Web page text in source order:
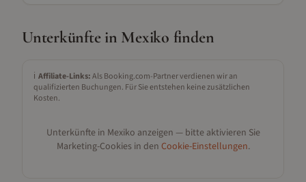
Unterkünfte in Mexiko finden
ℹ️ Affiliate-Links:Als Booking.com-Partner verdienen wir an
qualifizierten Buchungen. Für Sie entstehen keine zusätzlichen
Kosten.
Unterkünfte in Mexiko anzeigen — bitte aktivieren Sie
Marketing-Cookies in den Cookie-Einstellungen.